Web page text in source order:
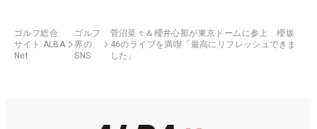
ゴルフ総合
サイト ALBA
Net
ゴルフ
界の
SNS
菅沼菜々＆櫻井心那が東京ドームに参上 櫻坂
46のライブを満喫「最高にリフレッシュできま
した」